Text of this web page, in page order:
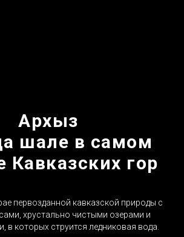
Архыз
шале в самом
Кавказских гор
первозданной кавказской природы с
хрустально чистыми озерами и
в которых струится ледниковая вода.